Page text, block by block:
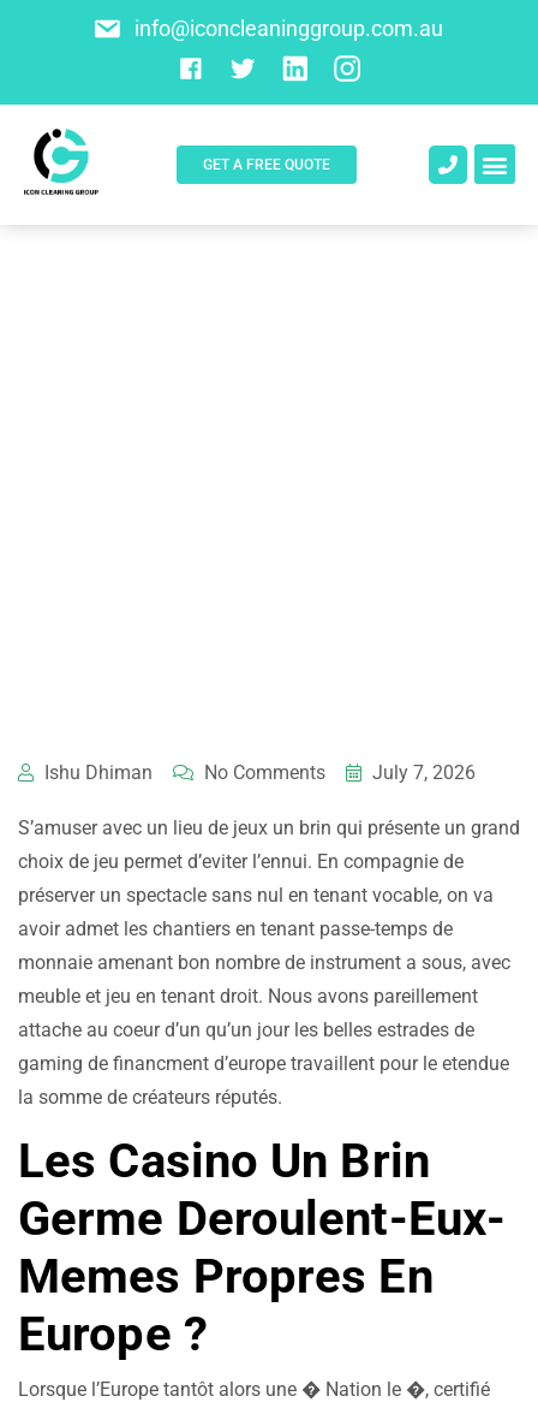
info@iconcleaninggroup.com.au
GET A FREE QUOTE
Ishu Dhiman No Comments July 7, 2026
S’amuser avec un lieu de jeux un brin qui présente un grand
choix de jeu permet d’eviter l’ennui. En compagnie de
préserver un spectacle sans nul en tenant vocable, on va
avoir admet les chantiers en tenant passe-temps de
monnaie amenant bon nombre de instrument a sous, avec
meuble et jeu en tenant droit. Nous avons pareillement
attache au coeur d’un qu’un jour les belles estrades de
gaming de financment d’europe travaillent pour le etendue
la somme de créateurs réputés.
Les Casino Un Brin
Germe Deroulent-Eux-
Memes Propres En
Europe ?
Lorsque l’Europe tantôt alors une � Nation le �, certifié